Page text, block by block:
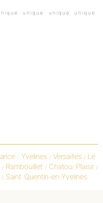
/ Yvelines / Versailles/ Le
/ Rambouillet / Chatou/ Plaisir/
Saint Quentin-en-Yvelines